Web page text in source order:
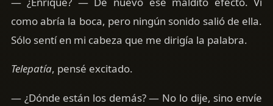
como abría la boca, pero ningún sonido salió de ella.
Sólo sentí en mi cabeza que me dirigía la palabra.
Telepatía, pensé excitado.
— ¿Dónde están los demás? — No lo dije, sino envíe